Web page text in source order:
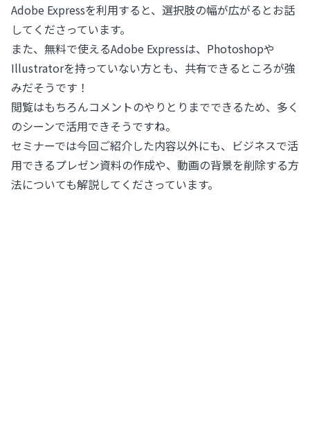
Adobe Expressを利用すると、選択肢の幅が広がるとお話
してくださっています。
また、無料で使えるAdobe Expressは、Photoshopや
Illustratorを持っていない方とも、共有できるところが強
みだそうです！
閲覧はもちろんコメントのやりとりまでできるため、多く
のシーンで活用できそうですね。
セミナーでは今回ご紹介した内容以外にも、ビジネスで活
用できるプレゼン資料の作成や、動画の背景を削除する方
法についても解説してくださっています。